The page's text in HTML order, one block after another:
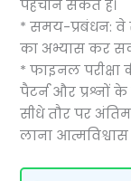
पहचान सकते हैं।
* समय-प्रबंधन: वे
का अभ्यास कर
* फाइनल परीक्षा
पैटर्न और प्रश्नों
सीधे तौर पर
लाना आत्मविश्वास